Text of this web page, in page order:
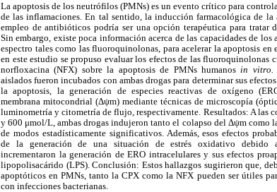
La apoptosis de los neutrófilos (PMNs) es un evento crítico para
de las inflamaciones. En tal sentido, la inducción farmacológica de la
empleo de antibióticos podría ser una opción terapéutica para tratar
Sin embargo, existe poca información acerca de las capacidades de
espectro tales como las fluoroquinolonas, para acelerar la apoptosis en
en este estudio se propuso evaluar los efectos de las fluoroquinolonas
norfloxacina (NFX) sobre la apoptosis de PMNs humanos in
aislados fueron incubados con ambas drogas para determinar sus
la apoptosis, la generación de especies reactivas de oxígeno
membrana mitocondrial (Δψm) mediante técnicas de microscopía
luminometría y citometría de flujo, respectivamente. Resultados: A las
y 600 μmol/L, ambas drogas indujeron tanto el colapso del Δψm como
de modos estadísticamente significativos. Además, esos efectos
de la generación de una situación de estrés oxidativo debido
incrementaron la generación de ERO intracelulares y sus efectos
lipopolisacárido (LPS). Conclusión: Estos hallazgos sugirieron que,
apoptóticos en PMNs, tanto la CPX como la NFX pueden ser útiles
con infecciones bacterianas.